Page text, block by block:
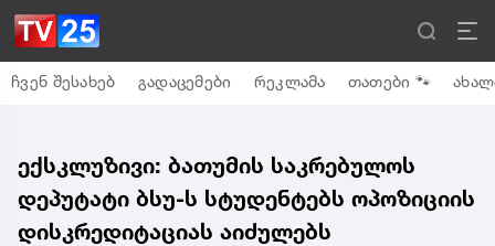
ჩვენ შესახებ გადაცემები რეკლამა თათები 🐾
ექსკლუზივი: ბათუმის საკრებულოს
დეპუტატი ბსუ-ს სტუდენტებს ოპოზიციის
დისკრედიტაციას აიძულებს